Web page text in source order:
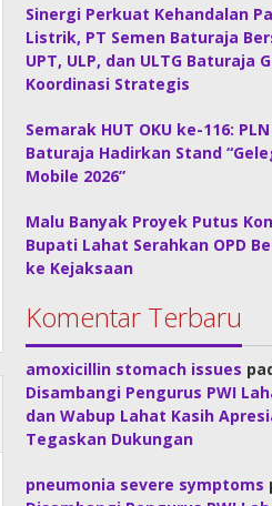
Sinergi Perkuat Kehandalan
Listrik, PT Semen Baturaja
UPT, ULP, dan ULTG Baturaja
Koordinasi Strategis
Semarak HUT OKU ke-116: PLN
Baturaja Hadirkan Stand
Mobile 2026”
Malu Banyak Proyek Putus
Bupati Lahat Serahkan OPD
ke Kejaksaan
Komentar Terbaru
amoxicillin stomach issues
Disambangi Pengurus PWI
dan Wabup Lahat Kasih
Tegaskan Dukungan
pneumonia severe symptoms